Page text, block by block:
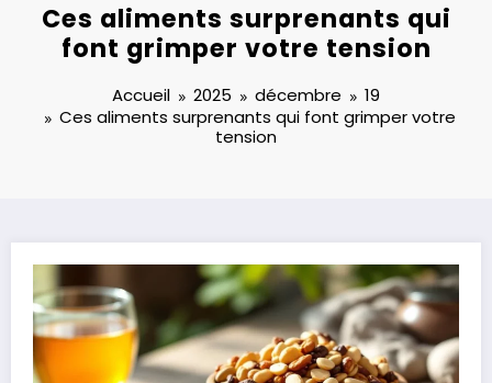
Ces aliments surprenants qui
font grimper votre tension
Accueil 2025 décembre
19
Ces aliments surprenants qui font grimper votre
tension